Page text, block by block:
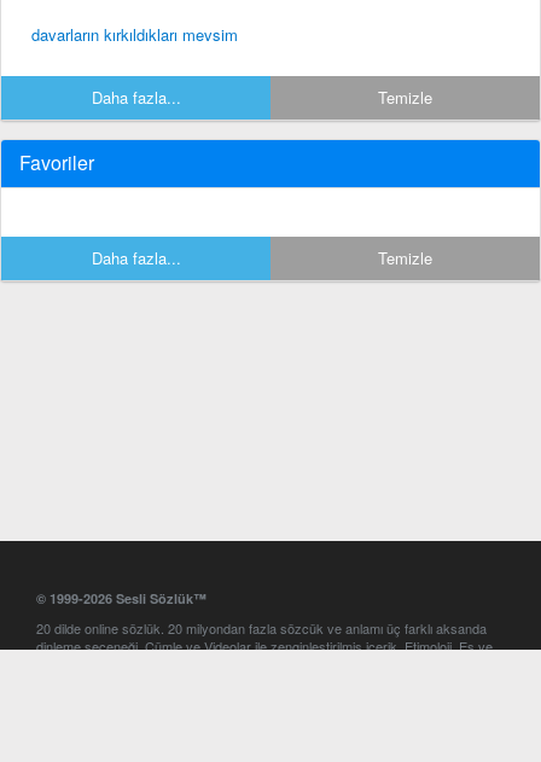
davarların kırkıldıkları mevsim
Daha fazla... Temizle
Favoriler
Daha fazla... Temizle
© 1999-2026 Sesli Sözlük™
20 dilde online sözlük. 20 milyondan fazla sözcük ve anlamı üç farklı aksanda
dinleme seçeneği. Cümle ve Videolar ile zenginleştirilmiş içerik. Etimoloji, Eş ve